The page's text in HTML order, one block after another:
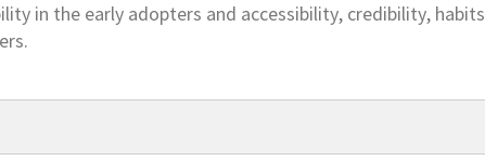
in the early adopters and accessibility, credibility,